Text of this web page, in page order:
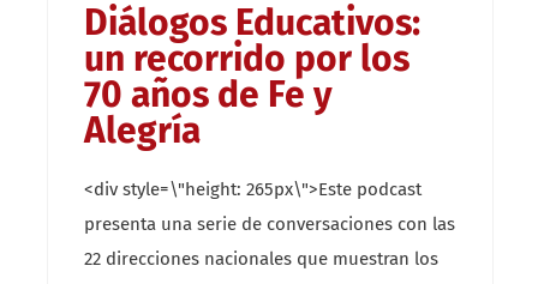
Diálogos Educativos:
un recorrido por los
70 años de Fe y
Alegría
<div style=\"height: 265px\">Este podcast
presenta una serie de conversaciones con las
22 direcciones nacionales que muestran los